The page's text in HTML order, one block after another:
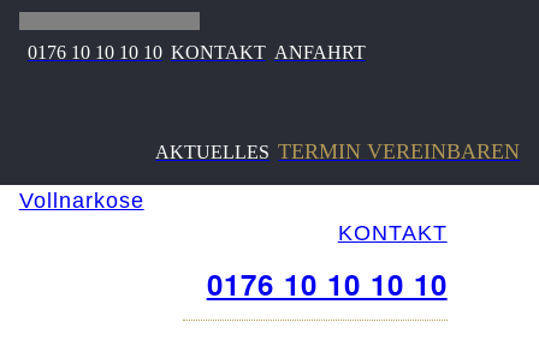
0176 10 10 10 10 KONTAKT ANFAHRT
AKTUELLES TERMIN VEREINBAREN
Vollnarkose
KONTAKT
0176 10 10 10 10